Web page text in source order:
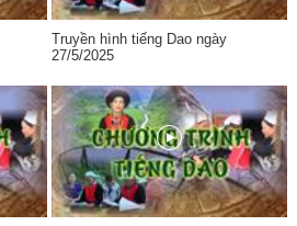
Truyền hình tiếng Dao ngày
27/5/2025